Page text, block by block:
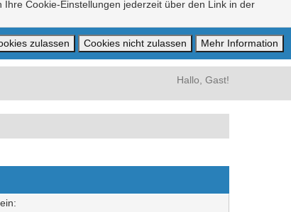
Cookie-Einstellungen jederzeit über den Link in der
Hallo, Gast!